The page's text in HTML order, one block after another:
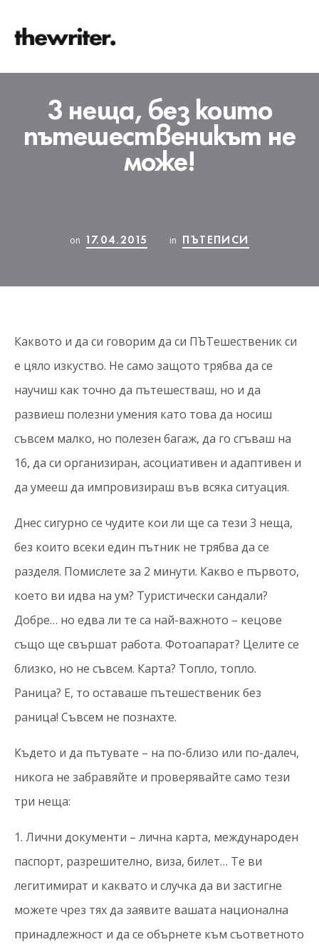
3 неща, без които
пътешественикът не
може!
on 17.04.2015 in ПЪТЕПИСИ
Каквото и да си говорим да си ПЪТешественик си
е цяло изкуство. Не само защото трябва да се
научиш как точно да пътешестваш, но и да
развиеш полезни умения като това да носиш
съвсем малко, но полезен багаж, да го сгъваш на
16, да си организиран, асоциативен и адаптивен и
да умееш да импровизираш във всяка ситуация.
Днес сигурно се чудите кои ли ще са тези 3 неща,
без които всеки един пътник не трябва да се
разделя. Помислете за 2 минути. Какво е първото,
което ви идва на ум? Туристически сандали?
Добре… но едва ли те са най-важното – кецове
също ще свършат работа. Фотоапарат? Целите се
близко, но не съвсем. Карта? Топло, топло.
Раница? Е, то оставаше пътешественик без
раница! Съвсем не познахте.
Където и да пътувате – на по-близо или по-далеч,
никога не забравяйте и проверявайте само тези
три неща:
1. Лични документи – лична карта, международен
паспорт, разрешително, виза, билет… Те ви
легитимират и каквато и случка да ви застигне
можете чрез тях да заявите вашата национална
принадлежност и да се обърнете към съответното